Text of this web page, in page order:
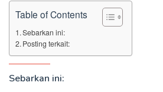
Table of Contents
Sebarkan ini:
Posting terkait:
Sebarkan ini: